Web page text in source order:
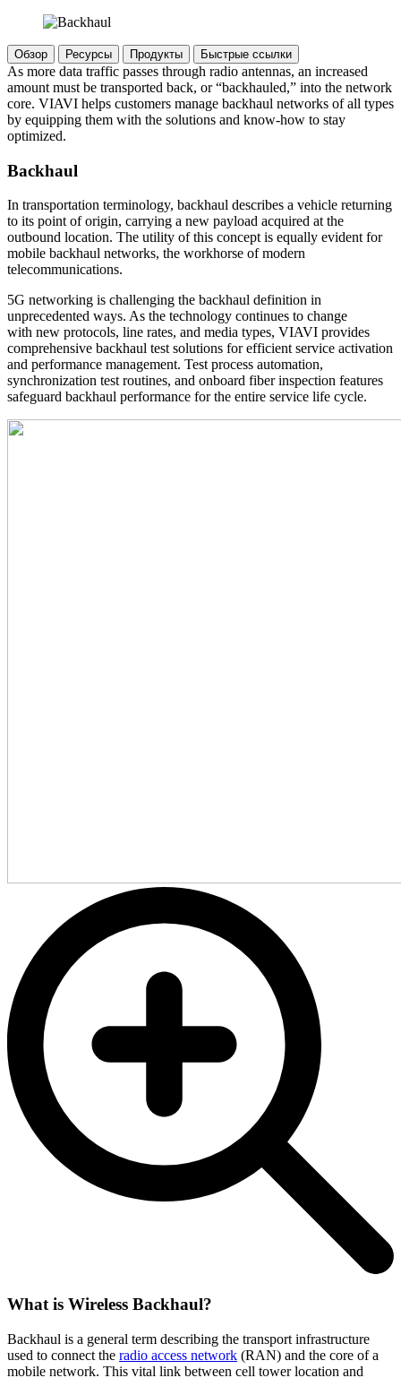
Обзор Ресурсы Продукты Быстрые ссылки
As more data traffic passes through radio antennas, an increased
amount must be transported back, or “backhauled,” into the network
core. VIAVI helps customers manage backhaul networks of all types
by equipping them with the solutions and know-how to stay
optimized.
Backhaul
In transportation terminology, backhaul describes a vehicle returning
to its point of origin, carrying a new payload acquired at the
outbound location. The utility of this concept is equally evident for
mobile backhaul networks, the workhorse of modern
telecommunications.
5G networking is challenging the backhaul definition in
unprecedented ways. As the technology continues to change
with new protocols, line rates, and media types, VIAVI provides
comprehensive backhaul test solutions for efficient service activation
and performance management. Test process automation,
synchronization test routines, and onboard fiber inspection features
safeguard backhaul performance for the entire service life cycle.
What is Wireless Backhaul?
Backhaul is a general term describing the transport infrastructure
used to connect the radio access network (RAN) and the core of a
mobile network. This vital link between cell tower location and